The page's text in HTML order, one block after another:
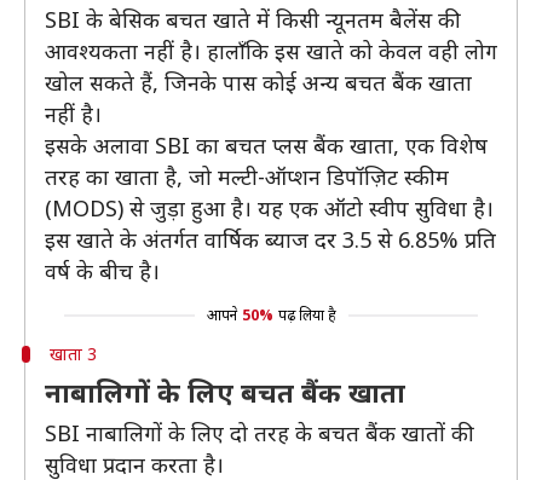
SBI के बेसिक बचत खाते में किसी न्यूनतम बैलेंस की
आवश्यकता नहीं है। हालाँकि इस खाते को केवल वही लोग
खोल सकते हैं, जिनके पास कोई अन्य बचत बैंक खाता
नहीं है।
इसके अलावा SBI का बचत प्लस बैंक खाता, एक विशेष
तरह का खाता है, जो मल्टी-ऑप्शन डिपॉज़िट स्कीम
(MODS) से जुड़ा हुआ है। यह एक ऑटो स्वीप सुविधा है।
इस खाते के अंतर्गत वार्षिक ब्याज दर 3.5 से 6.85% प्रति
वर्ष के बीच है।
आपने 50% पढ़ लिया है
खाता 3
नाबालिगों के लिए बचत बैंक खाता
SBI नाबालिगों के लिए दो तरह के बचत बैंक खातों की
सुविधा प्रदान करता है।